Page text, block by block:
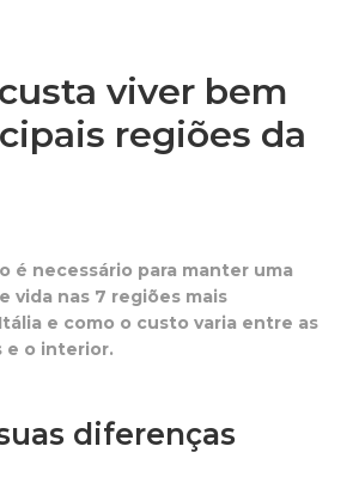
viver bem
regiões da
é necessário para manter uma
vida nas 7 regiões mais
e como o custo varia entre as
e o interior.
diferenças